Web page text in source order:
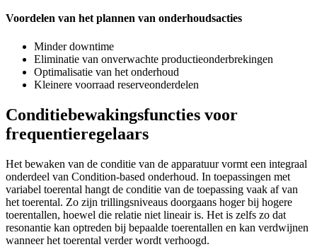
Voordelen van het plannen van onderhoudsacties
Minder downtime
Eliminatie van onverwachte productieonderbrekingen
Optimalisatie van het onderhoud
Kleinere voorraad reserveonderdelen
Conditiebewakingsfuncties voor
frequentieregelaars
Het bewaken van de conditie van de apparatuur vormt een integraal
onderdeel van Condition-based onderhoud. In toepassingen met
variabel toerental hangt de conditie van de toepassing vaak af van
het toerental. Zo zijn trillingsniveaus doorgaans hoger bij hogere
toerentallen, hoewel die relatie niet lineair is. Het is zelfs zo dat
resonantie kan optreden bij bepaalde toerentallen en kan verdwijnen
wanneer het toerental verder wordt verhoogd.